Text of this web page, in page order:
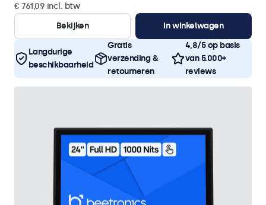
€ 761,09 incl. btw
Bekijken
In winkelwagen
Langdurige
beschikbaarheid
Gratis
verzending &
retourneren
4,8/5 op basis
van 5.000+
reviews